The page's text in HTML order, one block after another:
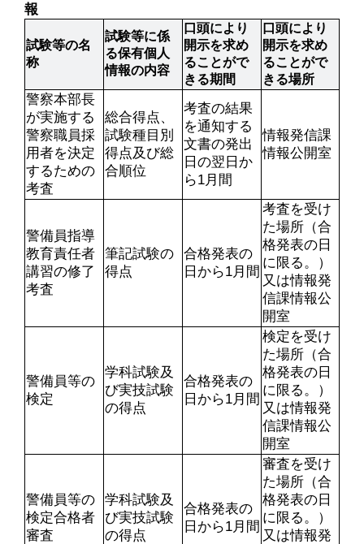
報
試験等の名
称
試験等に係
る保有個人
口頭により
開示を求め
ることがで
きる期間
口頭により
開示を求め
ることがで
きる場所
警察本部長
が実施する
警察職員採
用者を決定
するための
考査
総合得点、
試験種目別
得点及び総
合順位
考査の結果
を通知する
文書の発出
日の翌日か
ら1月間
情報発信課
情報公開室
警備員指導
教育責任者
講習の修了
考査
筆記試験の
得点
合格発表の
日から1月間
考査を受け
た場所（合
格発表の日
に限る。）
又は情報発
信課情報公
開室
警備員等の
検定
学科試験及
び実技試験
の得点
合格発表の
日から1月間
検定を受け
た場所（合
格発表の日
に限る。）
又は情報発
信課情報公
開室
警備員等の
検定合格者
審査
学科試験及
び実技試験
の得点
合格発表の
日から1月間
審査を受け
た場所（合
格発表の日
に限る。）
又は情報発